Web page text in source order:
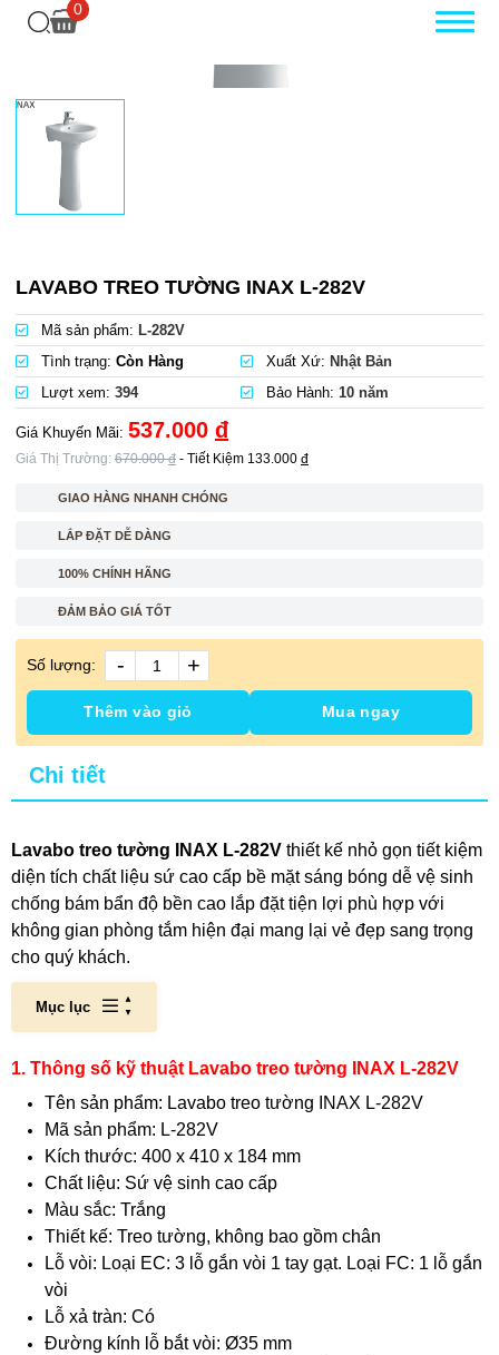
0
LAVABO TREO TƯỜNG INAX L-282V
Mã sản phẩm: L-282V
Tình trạng: Còn Hàng Xuất Xứ: Nhật Bản
Lượt xem: 394 Bảo Hành: 10 năm
Giá Khuyến Mãi: 537.000 đ
Giá Thị Trường: 670.000đ - Tiết Kiệm 133.000 đ
GIAO HÀNG NHANH CHÓNG
LẮP ĐẶT DỄ DÀNG
100% CHÍNH HÃNG
ĐẢM BẢO GIÁ TỐT
Số lượng: - +
Thêm vào giỏ Mua ngay
Chi tiết
Lavabo treo tường INAX L-282V thiết kế nhỏ gọn tiết kiệm
diện tích chất liệu sứ cao cấp bề mặt sáng bóng dễ vệ sinh
chống bám bẩn độ bền cao lắp đặt tiện lợi phù hợp với
không gian phòng tắm hiện đại mang lại vẻ đẹp sang trọng
cho quý khách.
Mục lục
1. Thông số kỹ thuật Lavabo treo tường INAX L-282V
Tên sản phẩm: Lavabo treo tường INAX L-282V
Mã sản phẩm: L-282V
Kích thước: 400 x 410 x 184 mm
Chất liệu: Sứ vệ sinh cao cấp
Màu sắc: Trắng
Thiết kế: Treo tường, không bao gồm chân
Lỗ vòi: Loại EC: 3 lỗ gắn vòi 1 tay gạt. Loại FC: 1 lỗ gắn
vòi
Lỗ xả tràn: Có
Đường kính lỗ bắt vòi: Ø35 mm